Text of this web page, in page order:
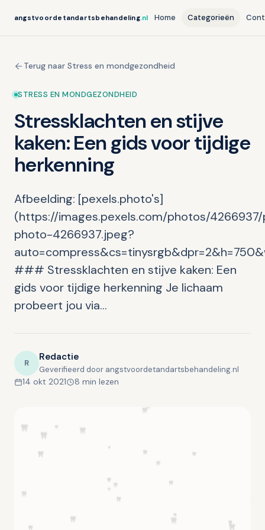
angstvoordetandartsbehandeling.nl Home Categorieën
Terug naar Stress en mondgezondheid
STRESS EN MONDGEZONDHEID
Stressklachten en stijve
kaken: Een gids voor tijdige
herkenning
Afbeelding: [pexels.photo's]
(https://images.pexels.com/photos/
photo-4266937.jpeg?
### Stressklachten en stijve kaken: Een
gids voor tijdige herkenning Je lichaam
probeert jou via…
R Redactie
Geverifieerd door angstvoordetandartsbehandeling.nl
14 okt 2021 8 min lezen